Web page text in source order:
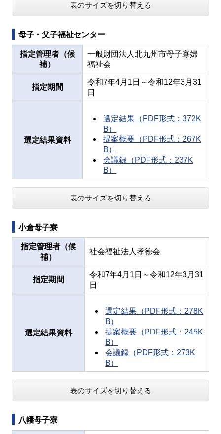
表のサイズを切り替える
母子・父子福祉センター
指定管理者（候
補）
一般財団法人北九州市母子寡婦
福祉会
指定期間
令和7年4月1日～令和12年3月31
日
選定結果資料
選定結果（PDF形式：372K
B）
提案概要（PDF形式：267K
B）
会議録（PDF形式：237K
B）
表のサイズを切り替える
小倉母子寮
指定管理者（候
補）
社会福祉法人孝徳会
指定期間
令和7年4月1日～令和12年3月31
日
選定結果資料
選定結果（PDF形式：278K
B）
提案概要（PDF形式：245K
B）
会議録（PDF形式：273K
B）
表のサイズを切り替える
八幡母子寮